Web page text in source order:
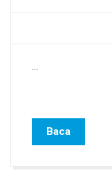
...
Baca